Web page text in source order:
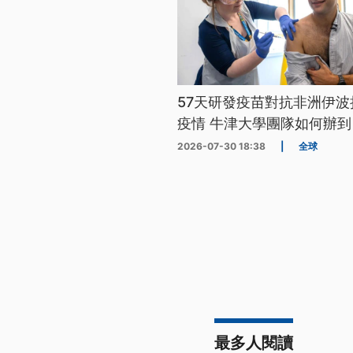
57天研發疫苗對抗非洲伊
疫情 牛津大學團隊如何辦
2026-07-30 18:38 全球
最多人閱讀